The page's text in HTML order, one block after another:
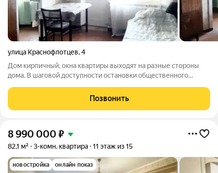
улица Краснофлотцев,4
Дом кирпичный, окна квартиры выходят на разные стороны
дома. В шаговой доступности остановки общественного
т.д. Торг обсуждается!
Позвонить
8 990 000 ₽
82,1 м² 3-комн. квартира 11 этаж из 15
новостройка онлайн показ